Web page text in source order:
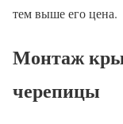
тем выше его цена.
Монтаж
черепицы